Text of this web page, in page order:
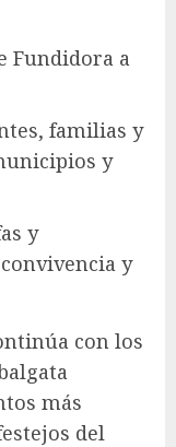
Fundidora a
familias y
y
y
y
con los
más
del